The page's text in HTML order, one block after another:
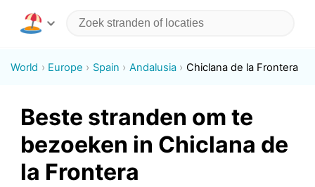
World Europe Spain Andalusia Chiclana de la Frontera
Beste stranden om te
bezoeken in Chiclana de
la Frontera